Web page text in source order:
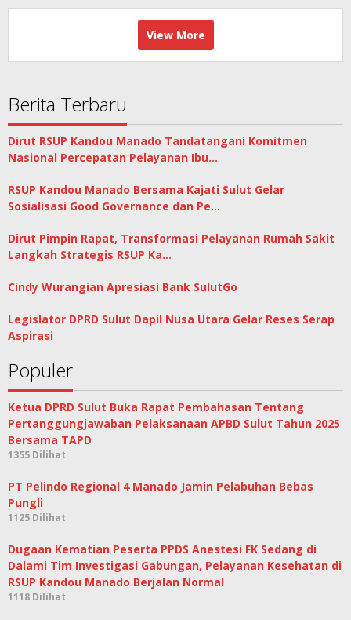
View More
Berita Terbaru
Dirut RSUP Kandou Manado Tandatangani Komitmen
Nasional Percepatan Pelayanan Ibu…
RSUP Kandou Manado Bersama Kajati Sulut Gelar
Sosialisasi Good Governance dan Pe…
Dirut Pimpin Rapat, Transformasi Pelayanan Rumah Sakit
Langkah Strategis RSUP Ka…
Cindy Wurangian Apresiasi Bank SulutGo
Legislator DPRD Sulut Dapil Nusa Utara Gelar Reses Serap
Aspirasi
Populer
Ketua DPRD Sulut Buka Rapat Pembahasan Tentang
Pertanggungjawaban Pelaksanaan APBD Sulut Tahun 2025
Bersama TAPD
1355 Dilihat
PT Pelindo Regional 4 Manado Jamin Pelabuhan Bebas
Pungli
1125 Dilihat
Dugaan Kematian Peserta PPDS Anestesi FK Sedang di
Dalami Tim Investigasi Gabungan, Pelayanan Kesehatan di
RSUP Kandou Manado Berjalan Normal
1118 Dilihat